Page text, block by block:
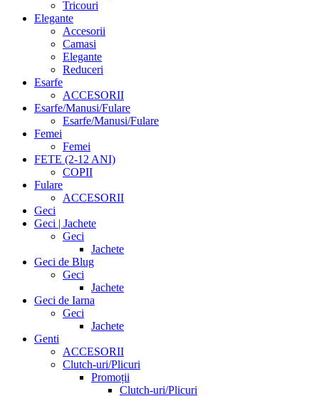
Tricouri
Elegante
Accesorii
Camasi
Elegante
Reduceri
Esarfe
ACCESORII
Esarfe/Manusi/Fulare
Esarfe/Manusi/Fulare
Femei
Femei
FETE (2-12 ANI)
COPII
Fulare
ACCESORII
Geci
Geci | Jachete
Geci
Jachete
Geci de Blug
Geci
Jachete
Geci de Iarna
Geci
Jachete
Genti
ACCESORII
Clutch-uri/Plicuri
Promoții
Clutch-uri/Plicuri